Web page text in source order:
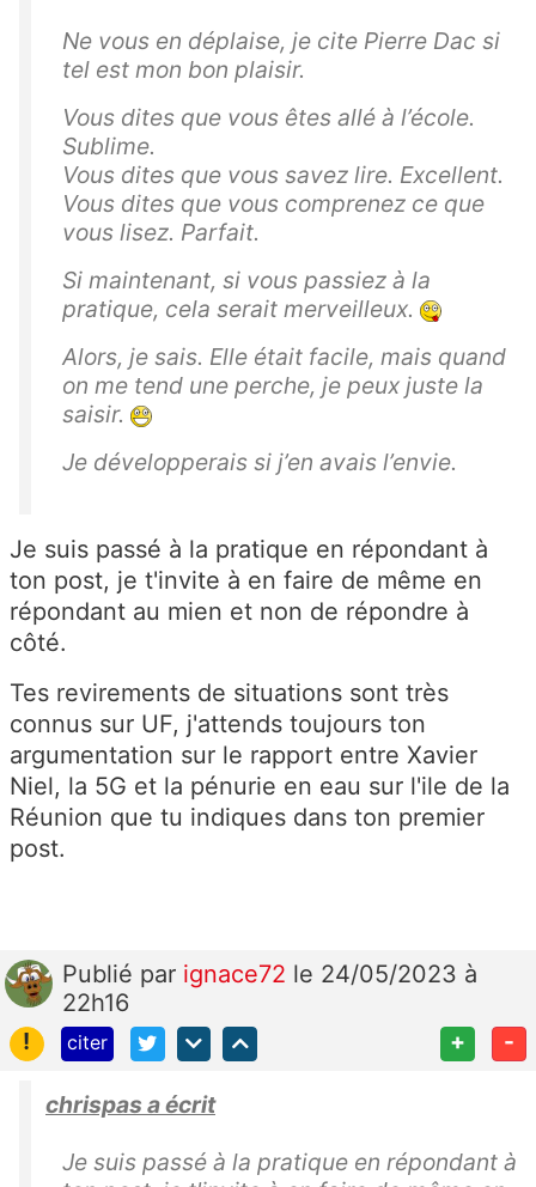
Ne vous en déplaise, je cite Pierre Dac si
tel est mon bon plaisir.
Vous dites que vous êtes allé à l’école.
Sublime.
Vous dites que vous savez lire. Excellent.
Vous dites que vous comprenez ce que
vous lisez. Parfait.
Si maintenant, si vous passiez à la
pratique, cela serait merveilleux.
Alors, je sais. Elle était facile, mais quand
on me tend une perche, je peux juste la
saisir.
Je développerais si j’en avais l’envie.
Je suis passé à la pratique en répondant à
ton post, je t'invite à en faire de même en
répondant au mien et non de répondre à
côté.
Tes revirements de situations sont très
connus sur UF, j'attends toujours ton
argumentation sur le rapport entre Xavier
Niel, la 5G et la pénurie en eau sur l'ile de la
Réunion que tu indiques dans ton premier
post.
Publié par ignace72 le 24/05/2023 à
22h16
!
citer + -
chrispas a écrit
Je suis passé à la pratique en répondant à